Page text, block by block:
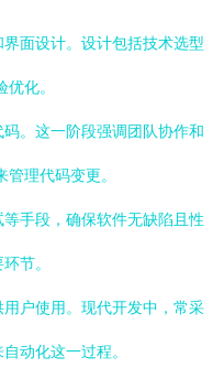
面设计。设计包括技术选型
化。
。这一阶段强调团队协作和
理代码变更。
等手段，确保软件无缺陷且性
节。
用户使用。现代开发中，常采
动化这一过程。